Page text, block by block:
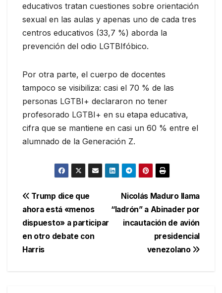
educativos tratan cuestiones sobre orientación
sexual en las aulas y apenas uno de cada tres
centros educativos (33,7 %) aborda la
prevención del odio LGTBIfóbico.
Por otra parte, el cuerpo de docentes
tampoco se visibiliza: casi el 70 % de las
personas LGTBI+ declararon no tener
profesorado LGTBI+ en su etapa educativa,
cifra que se mantiene en casi un 60 % entre el
alumnado de la Generación Z.
Navegación
de
entradas
Nicolás Maduro llama
“ladrón” a Abinader por
incautación de avión
presidencial
venezolano
Trump dice que
ahora está «menos
dispuesto» a participar
en otro debate con
Harris